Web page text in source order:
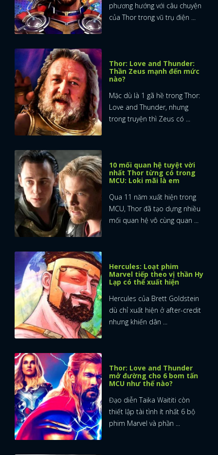
phương hướng với câu chuyện
của Thor trong vũ trụ điện ...
Thor: Love and Thunder:
Thần Zeus mạnh đến mức
nào?
Mặc dù là 1 gã hề trong Thor:
Love and Thunder, nhưng
trong truyện thì Zeus có ...
10 mối quan hệ tuyệt vời
nhất Thor từng có trong
MCU: Loki mãi là em
Qua 11 năm xuất hiện trong
MCU, Thor đã tạo dựng nhiều
mối quan hệ vô cùng quan ...
Hercules: Loạt phim
Marvel tiếp theo vị thần Hy
Lạp có thể xuất hiện
Hercules của Brett Goldstein
dù chỉ xuất hiện ở after-credit
nhưng khiến dân ...
Thor: Love and Thunder
mở đường cho 6 bom tấn
MCU như thế nào?
Đạo diễn Taika Waititi còn
thiết lập tài tình ít nhất 6 bộ
phim Marvel và phần ...